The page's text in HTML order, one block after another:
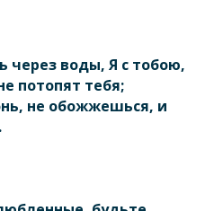
через воды, Я с тобою,
потопят тебя;
не обожжешься, и